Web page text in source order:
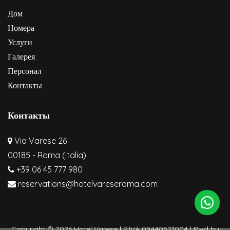
Дом
Номера
Услуги
Галерея
Персонал
Контакты
Контакты
Via Varese 26
00185 - Roma (Italia)
+39 06 45 777 980
reservations@hotelvareseroma.com